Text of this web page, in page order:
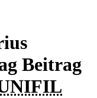
Beitrag